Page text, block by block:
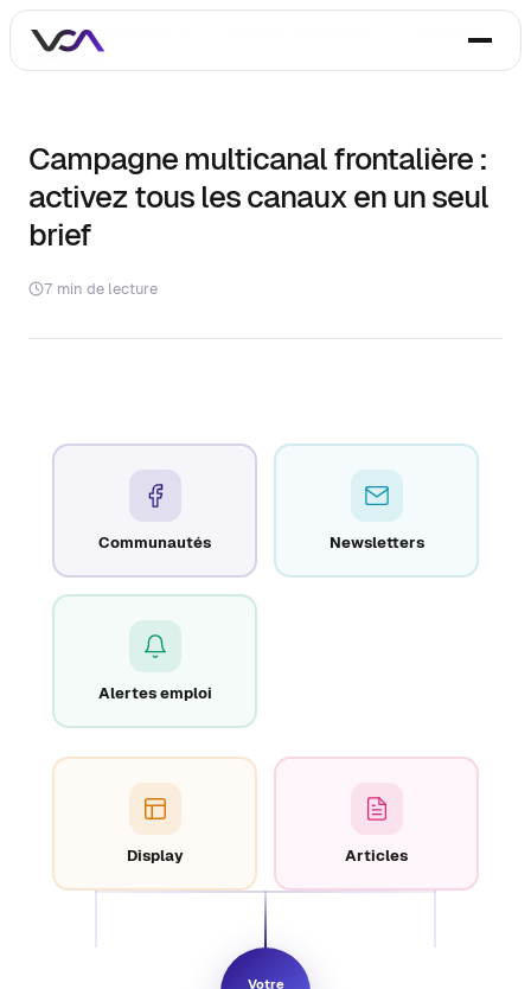
Accueil /
Campagne
multicanal
Campagne multicanal frontalière :
activez tous les canaux en un seul
brief
7 min de lecture
Communautés Newsletters
Alertes emploi
Display Articles
Votre